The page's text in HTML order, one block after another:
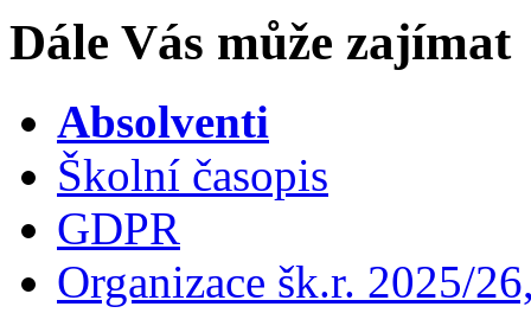
Dále Vás může zajímat
Absolventi
Školní časopis
GDPR
Organizace šk.r. 2025/